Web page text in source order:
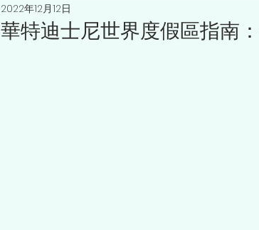
華特迪士尼世界度假區指南
2022年12月12日